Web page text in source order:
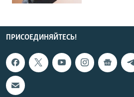
ПРИСОЕДИНЯЙТЕСЬ!